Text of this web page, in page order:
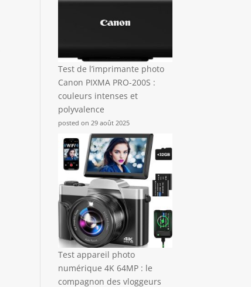
Test de l’imprimante photo
Canon PIXMA PRO-200S :
couleurs intenses et
polyvalence
posted on 29 août 2025
Test appareil photo
numérique 4K 64MP : le
compagnon des vloggeurs